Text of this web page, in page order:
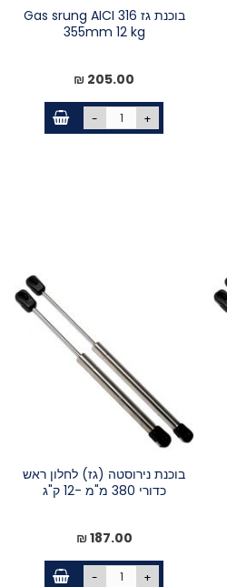
בוכנת גז Gas srung AICI 316
355mm 12 kg
205.00 ₪
- +
בוכנת נירוסטה (גז) לחלון ראש
כדורי 380 מ"מ -12 ק"ג
187.00 ₪
- +